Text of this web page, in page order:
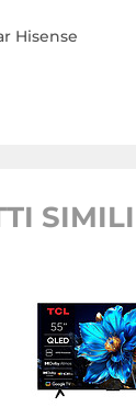
Hisense
SIMILI